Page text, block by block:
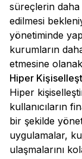
süreçlerin daha
edilmesi
yönetiminde
kurumların
etmesine
Hiper
Hiper
kullanıcıların
bir şekilde
uygulamalar,
ulaşmalarını